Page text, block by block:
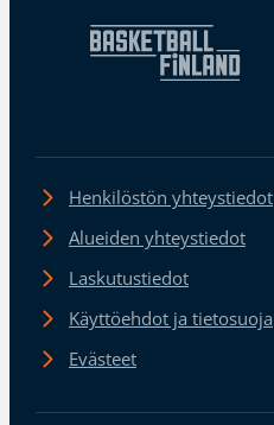
Henkilöstön yhteystiedot
Alueiden yhteystiedot
Laskutustiedot
Käyttöehdot ja tietosuoja
Evästeet